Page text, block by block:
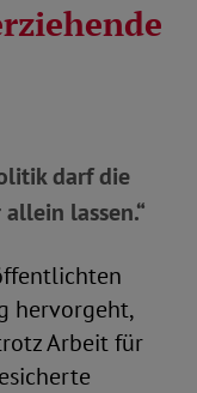
darf die
lassen.“
hervorgeht,
Arbeit für